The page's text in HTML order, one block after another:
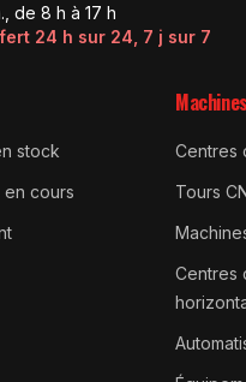
de 8 h à 17 h
24 h sur 24, 7 j sur 7
stock
en cours
Machines
Centres
Tours
Centres